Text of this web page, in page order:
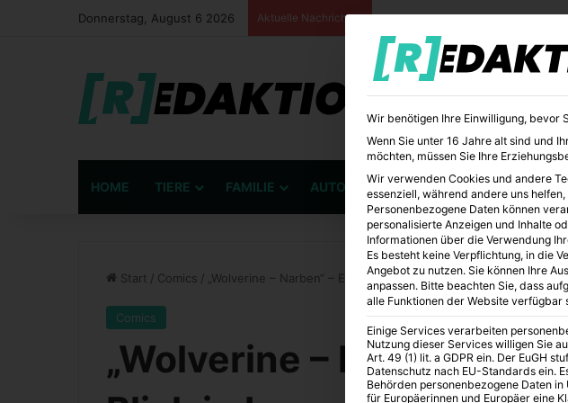
Donnerstag, August 6 2026 Aktuelle Nachrichten
HOME TIERE FAMILIE AUTO BÜCHER BILDUNG
Start / Comics / „Wolverine – Narben“ – Ein tiefer Blick in Logans Vergangenheit
Comics
„Wolverine – Narben“ –
Wir benötigen Ihre Einwilligung, bevor
Wenn Sie unter 16 Jahre alt sind und
möchten, müssen Sie Ihre
Wir verwenden Cookies und andere
essenziell, während andere uns
Personenbezogene Daten können
personalisierte Anzeigen und Inhalte
Informationen über die Verwendung
Es besteht keine Verpflichtung, in die
Angebot zu nutzen. Sie können Ihre
anpassen. Bitte beachten Sie, dass
alle Funktionen der Website verfügbar
Einige Services verarbeiten
Nutzung dieser Services willigen Sie
Art. 49 (1) lit. a GDPR ein. Der EuGH
Datenschutz nach EU-Standards ein.
Behörden personenbezogene Daten
für Europäerinnen und Europäer eine